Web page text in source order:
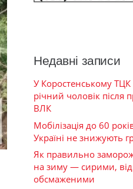
Недавні записи
У Коростенському
річний чоловік після
ВЛК
Мобілізація до 60
Україні не знижують
Як правильно
на зиму — сирими,
обсмаженими